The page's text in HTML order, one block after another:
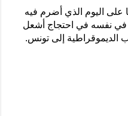
بعد مرور 12 عاما على اليوم الذي أضرم فيه
في نفسه في احتجاج أشعل
الديموقراطية إلى تونس.